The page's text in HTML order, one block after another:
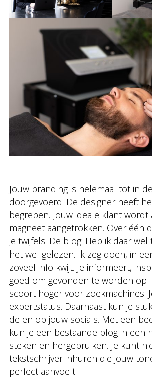
Jouw branding is helemaal tot in
doorgevoerd. De designer heeft
begrepen. Jouw ideale klant wordt
magneet aangetrokken. Over één
je twijfels. De blog. Heb ik daar
het wel gelezen. Ik zeg doen, in
zoveel info kwijt. Je informeert,
goed om gevonden te worden op
scoort hoger voor zoekmachines.
expertstatus. Daarnaast kun je
delen op jouw socials. Met een
kun je een bestaande blog in een
steken en hergebruiken. Je kunt
tekstschrijver inhuren die jouw
perfect aanvoelt.